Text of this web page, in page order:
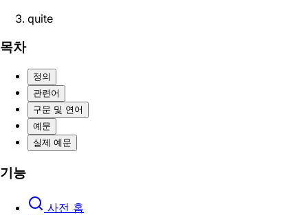
quite
목차
정의
관련어
구문 및 연어
예문
실제 예문
기능
사전 홈